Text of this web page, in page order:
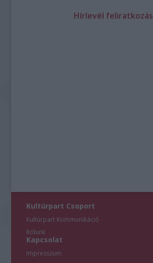
Hírlevél feliratkozás
Kultúrpart Csoport
Kultúrpart Kommunikáció
Rólunk
Kapcsolat
Impresszum